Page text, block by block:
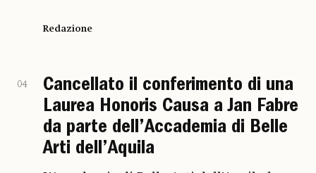
Redazione
04
Cancellato il conferimento di una
Laurea Honoris Causa a Jan Fabre
da parte dell’Accademia di Belle
Arti dell’Aquila